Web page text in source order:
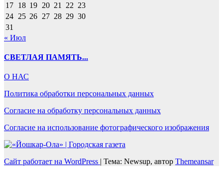
17 18 19 20 21 22 23
24 25 26 27 28 29 30
31
« Июл
СВЕТЛАЯ ПАМЯТЬ...
О НАС
Политика обработки персональных данных
Согласие на обработку персональных данных
Согласие на использование фотографического изображения
Сайт работает на WordPress | Тема: Newsup, автор Themeansar